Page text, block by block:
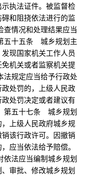
执法证件。被监督检
和阻挠依法进行的监
况和处理结果应当
十五条 城乡规划主
现国家机关工作人员
机关或者监察机关提
规定应当给予行政处
处罚的，上级人民政
处罚决定或者建议有
五十七条 城乡规划
上级人民政府城乡规
该行政许可。因撤销
应当依法给予赔偿。
应当编制城乡规划
审批、修改城乡规划